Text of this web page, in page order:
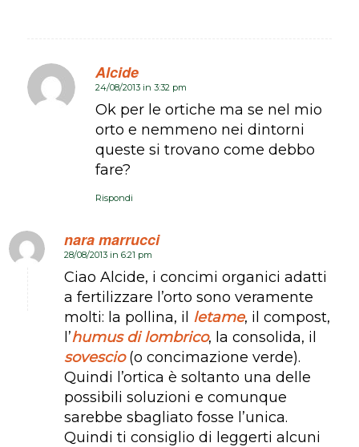
Alcide
dice:
24/08/2013 in 3:32 pm
Ok per le ortiche ma se nel mio
orto e nemmeno nei dintorni
queste si trovano come debbo
fare?
Rispondi
nara marrucci
dice:
28/08/2013 in 6:21 pm
Ciao Alcide, i concimi organici adatti
a fertilizzare l’orto sono veramente
molti: la pollina, il letame, il compost,
l’humus di lombrico, la consolida, il
sovescio(o concimazione verde).
Quindi l’ortica è soltanto una delle
possibili soluzioni e comunque
sarebbe sbagliato fosse l’unica.
Quindi ti consiglio di leggerti alcuni